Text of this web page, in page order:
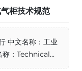
柜技术规范
中文名称：工业
称：Technical...